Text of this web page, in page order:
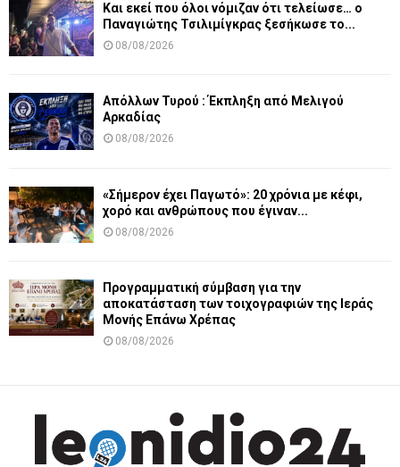
Και εκεί που όλοι νόμιζαν ότι τελείωσε… ο
Παναγιώτης Τσιλιμίγκρας ξεσήκωσε το...
08/08/2026
Απόλλων Τυρού : Έκπληξη από Μελιγού
Αρκαδίας
08/08/2026
«Σήμερον έχει Παγωτό»: 20 χρόνια με κέφι,
χορό και ανθρώπους που έγιναν...
08/08/2026
Προγραμματική σύμβαση για την
αποκατάσταση των τοιχογραφιών της Ιεράς
Μονής Επάνω Χρέπας
08/08/2026